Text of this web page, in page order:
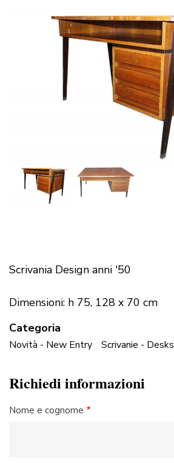
Scrivania Design anni '50
Dimensioni: h 75, 128 x 70 cm
Categoria
Novità - New Entry Scrivanie - Desks
Richiedi informazioni
Nome e cognome